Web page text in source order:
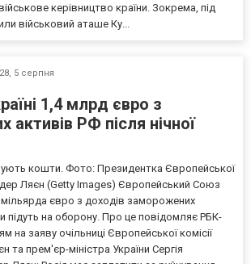
керівництво країни. Зокрема, під
військовий аташе Ку...
5 серпня
1,4 млрд євро з
активів РФ після нічної
кошти. Фото: Президентка Європейської
дер Ляєн (Getty Images) Європейський Союз
мільярда євро з доходів заморожених
підуть на оборону. Про це повідомляє РБК-
на заяву очільниці Європейської комісії
та прем'єр-міністра України Сергія